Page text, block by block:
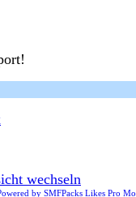
wechseln
by SMFPacks Likes Pro